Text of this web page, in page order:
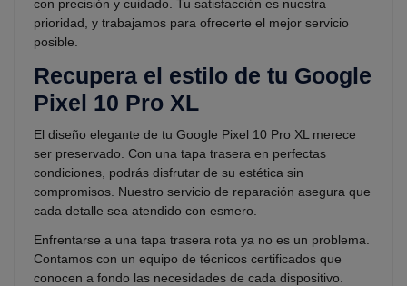
con precisión y cuidado. Tu satisfacción es nuestra
prioridad, y trabajamos para ofrecerte el mejor servicio
posible.
Recupera el estilo de tu Google
Pixel 10 Pro XL
El diseño elegante de tu Google Pixel 10 Pro XL merece
ser preservado. Con una tapa trasera en perfectas
condiciones, podrás disfrutar de su estética sin
compromisos. Nuestro servicio de reparación asegura que
cada detalle sea atendido con esmero.
Enfrentarse a una tapa trasera rota ya no es un problema.
Contamos con un equipo de técnicos certificados que
conocen a fondo las necesidades de cada dispositivo.